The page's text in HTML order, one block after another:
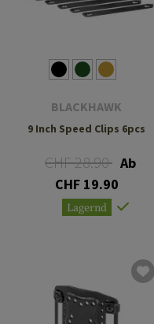
BLACKHAWK
9 Inch Speed Clips 6pcs
CHF 28.90 Ab
CHF 19.90
Lagernd